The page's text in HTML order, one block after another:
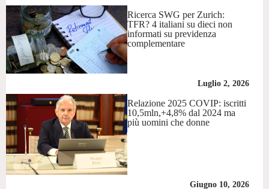
Ricerca SWG per Zurich:
TFR? 4 italiani su dieci non
informati su previdenza
complementare
Luglio 2, 2026
Relazione 2025 COVIP: iscritti
10,5mln,+4,8% dal 2024 ma
più uomini che donne
Giugno 10, 2026